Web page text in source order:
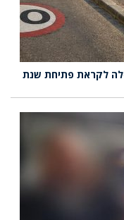
לקראת פתיחת שנת